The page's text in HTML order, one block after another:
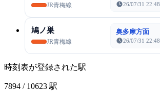
JR青梅線 26/07/31 22:48
鳩ノ巣
JR青梅線
奥多摩方面
26/07/31 22:48
時刻表が登録された駅
7894 / 10623 駅